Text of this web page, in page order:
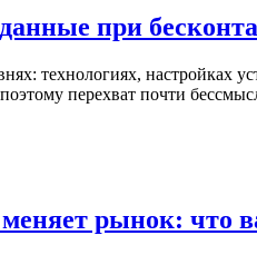
при
технологиях,
перехват почти
рынок: что